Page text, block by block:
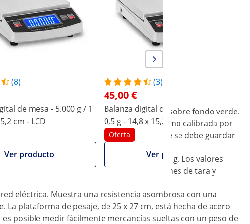
(8)
de mesa - 5.000 g / 1
cm - LCD
Ver producto
(3)
45,00 €
Balanza digital de mesa - 3.000 g /
0,5 g - 14,8 x 15,2 cm - LCD
Oferta
Ver producto
se
confirmado con la marca de calidad M sobre fondo verde.
nacional y debe ser certificada como calibrada por
y una declaración de conformidad que se debe guardar
hasta 6 kg, la desviación máxima será de 2 g. Los valores
y al tamaño de dígito de 28 mm. Las funciones de tara y
eléctrica. Muestra una resistencia asombrosa con una
plataforma de pesaje, de 25 x 27 cm, está hecha de acero
posible medir fácilmente mercancías sueltas con un peso de